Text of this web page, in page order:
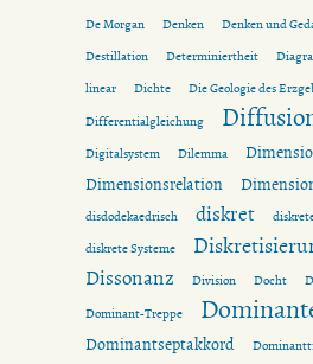
De Morgan Denken Denken und
Destillation
Determiniertheit
linear
Dichte
Die Geologie des
Differentialgleichung
Digitalsystem
Dilemma
Dimensionsrelation
disdodekaedrisch diskret
diskrete Systeme
Dissonanz Division Docht
Dominant-Treppe
Dominantseptakkord